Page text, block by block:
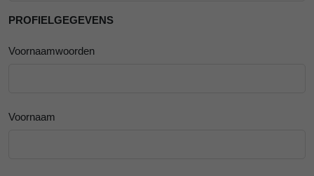
PROFIELGEGEVENS
Voornaamwoorden
Voornaam